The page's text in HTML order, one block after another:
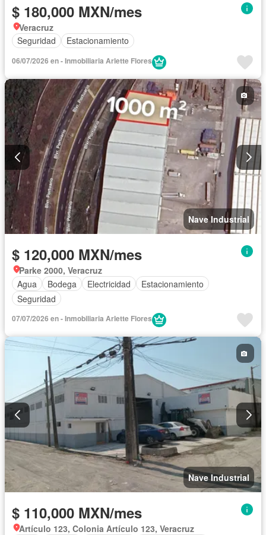
$ 180,000 MXN/mes
Veracruz
Seguridad
Estacionamiento
06/07/2026 en - Inmobiliaria Arlette Flores
Nave Industrial
$ 120,000 MXN/mes
Parke 2000, Veracruz
Agua
Bodega Electricidad
Estacionamiento
Seguridad
07/07/2026 en - Inmobiliaria Arlette Flores
Nave Industrial
$ 110,000 MXN/mes
Artículo 123, Colonia Artículo 123, Veracruz